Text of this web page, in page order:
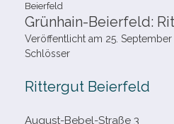
Beierfeld
Grünhain-​Beierfeld:
Veröffentlicht am 25. September
Schlösser
Rittergut Beierfeld
August-​Bebel-​Straße 3